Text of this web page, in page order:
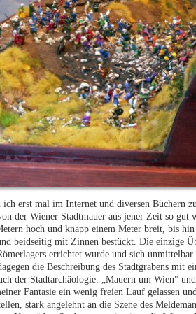
erst mal im Internet und diversen Büchern
der Wiener Stadtmauer aus jener Zeit so
hoch und knapp einem Meter breit, bis
beidseitig mit Zinnen bestückt. Die einzige
errichtet wurde und sich
die Beschreibung des Stadtgrabens
der Stadtarchäologie: „Mauern um Wien"
Fantasie ein wenig freien Lauf gelassen
stark angelehnt an die Szene des